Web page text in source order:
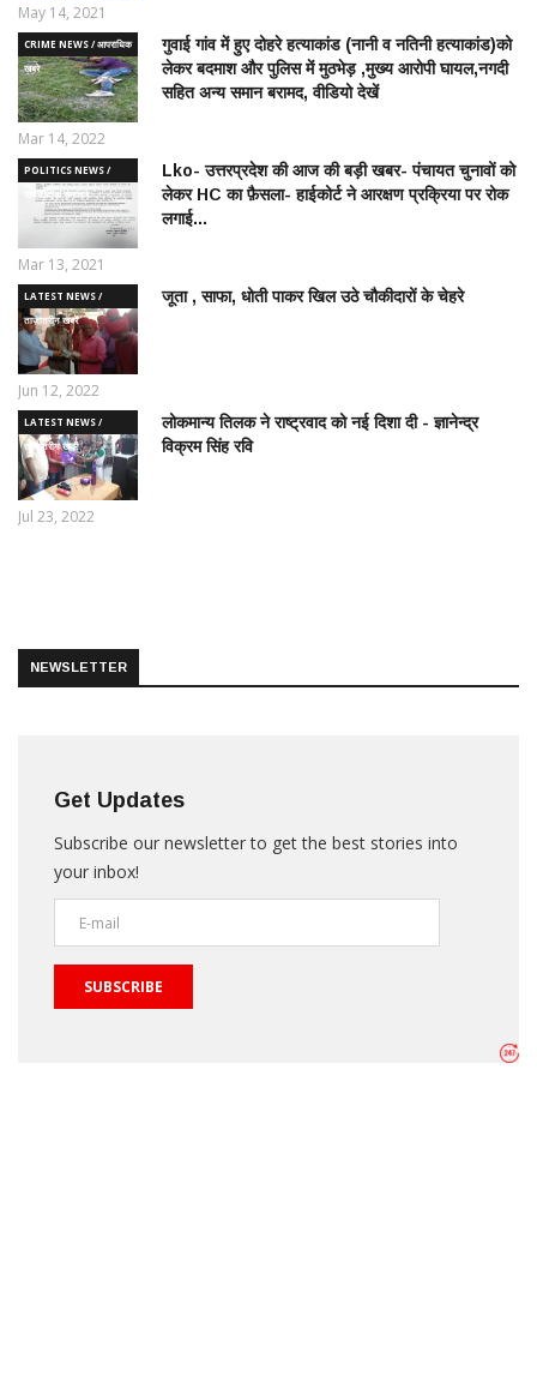
May 14, 2021
CRIME NEWS / आपराधिक
ख़बरे
गुवाई गांव में हुए दोहरे हत्याकांड (नानी व नतिनी हत्याकांड)को
लेकर बदमाश और पुलिस में मुठभेड़ ,मुख्य आरोपी घायल,नगदी
सहित अन्य समान बरामद, वीडियो देखें
Mar 14, 2022
POLITICS NEWS /
राजनीतिक समाचार
Lko- उत्तरप्रदेश की आज की बड़ी खबर- पंचायत चुनावों को
लेकर HC का फ़ैसला- हाईकोर्ट ने आरक्षण प्रक्रिया पर रोक
लगाई...
Mar 13, 2021
LATEST NEWS /
ताज़ातरीन खबरें
जूता , साफा, धोती पाकर खिल उठे चौकीदारों के चेहरे
Jun 12, 2022
LATEST NEWS /
ताज़ातरीन खबरें
लोकमान्य तिलक ने राष्ट्रवाद को नई दिशा दी - ज्ञानेन्द्र
विक्रम सिंह रवि
Jul 23, 2022
NEWSLETTER
Get Updates
Subscribe our newsletter to get the best stories into
your inbox!
SUBSCRIBE